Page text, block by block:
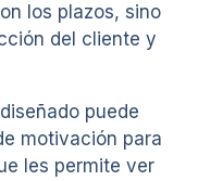
los plazos, sino
del cliente y
puede
motivación para
les permite ver